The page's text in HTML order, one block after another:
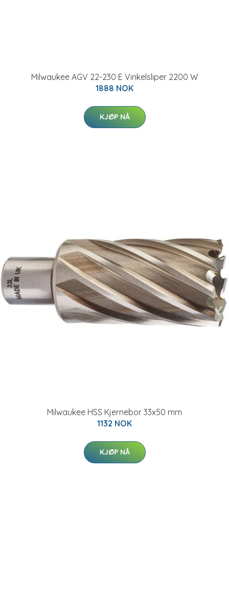
Milwaukee AGV 22-230 E Vinkelsliper 2200 W
1888 NOK
KJØP NÅ
Milwaukee HSS Kjernebor 33x50 mm
1132 NOK
KJØP NÅ